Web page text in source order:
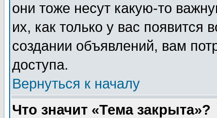
они тоже несут какую-то
их, как только у вас появится
создании объявлений, вам
доступа.
Вернуться к началу
Что значит «Тема закрыта»?